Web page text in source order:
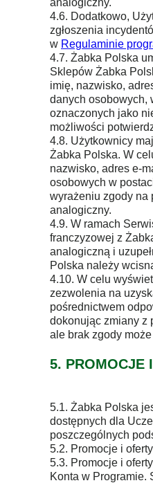
analogiczny.
4.6. Dodatkowo,
zgłoszenia
w Regulaminie
4.7. Żabka Polska
Sklepów Żabka
imię, nazwisko,
danych osobowych,
oznaczonych jako
możliwości
4.8. Użytkownicy
Żabka Polska. W
nazwisko, adres e-
osobowych w
wyrażeniu zgody na
analogiczny.
4.9. W ramach
franczyzowej z
analogiczną i
Polska należy
4.10. W celu
zezwolenia na
pośrednictwem
dokonując zmiany z
ale brak zgody
5. PROMOCJE
5.1. Żabka Polska
dostępnych dla
poszczególnych
5.2. Promocje i
5.3. Promocje i
Konta w Programie.